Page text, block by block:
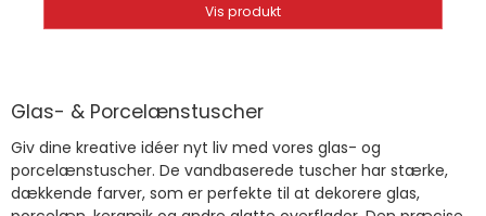
Vis produkt
Glas- & Porcelænstuscher
Giv dine kreative idéer nyt liv med vores glas- og
porcelænstuscher. De vandbaserede tuscher har stærke,
dækkende farver, som er perfekte til at dekorere glas,